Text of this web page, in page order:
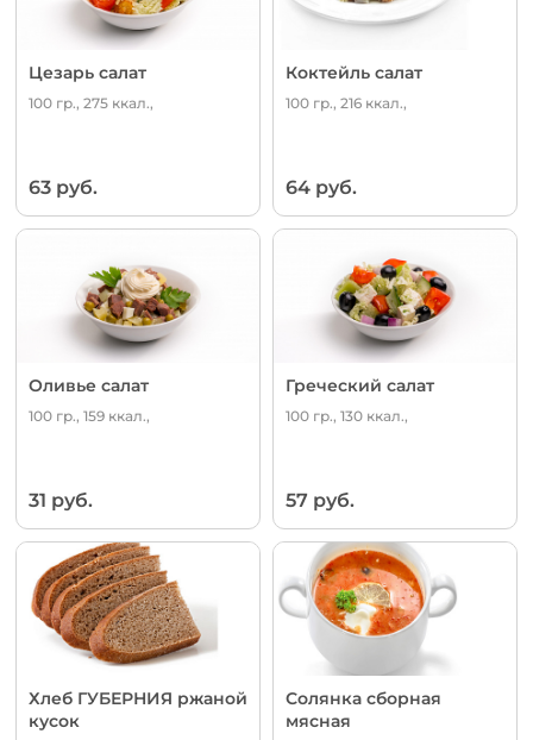
Цезарь салат
100 гр., 275 ккал.,
63 руб.
Коктейль салат
100 гр., 216 ккал.,
64 руб.
Оливье салат
100 гр., 159 ккал.,
31 руб.
Греческий салат
100 гр., 130 ккал.,
57 руб.
Хлеб ГУБЕРНИЯ ржаной
кусок
Солянка сборная
мясная